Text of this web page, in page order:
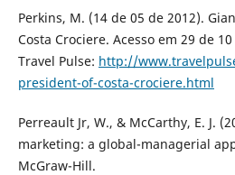
Perkins, M. (14 de 05 de 2012).
Costa Crociere. Acesso em 29 de
Travel Pulse: http://
president-of-costa-crociere.html
Perreault Jr, W., & McCarthy, E. J.
marketing: a global-managerial
McGraw-Hill.